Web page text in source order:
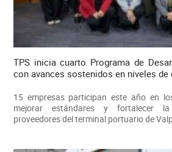
TPS inicia cuarto Programa de
con avances sostenidos en niveles
15 empresas participan este año en
mejorar estándares y fortalecer la
proveedores del terminal portuario de